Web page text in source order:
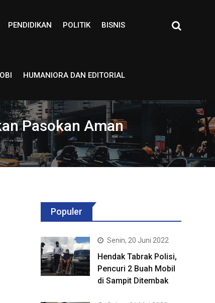
PENDIDIKAN POLITIK BISNIS
HUMANIORA DAN EDITORIAL
Pasokan Aman
Populer
Senin, 20 Juni 2022
Hendak Tabrak Polisi,
Pencuri 2 Buah Mobil
di Sampit Ditembak